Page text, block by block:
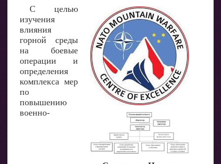
С целью
изучения
влияния
горной среды
на боевые
операции и
определения
комплекса мер
по
повышению
военно-